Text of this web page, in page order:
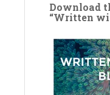
Download
“Written